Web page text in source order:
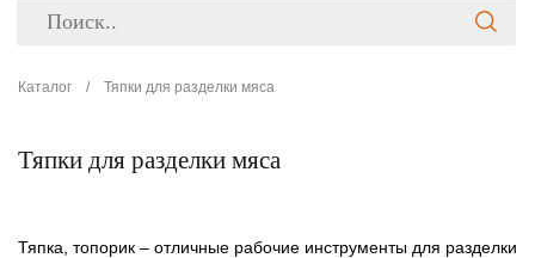
Каталог / Тяпки для разделки мяса
Тяпки для разделки мяса
Тяпка, топорик – отличные рабочие инструменты для разделки